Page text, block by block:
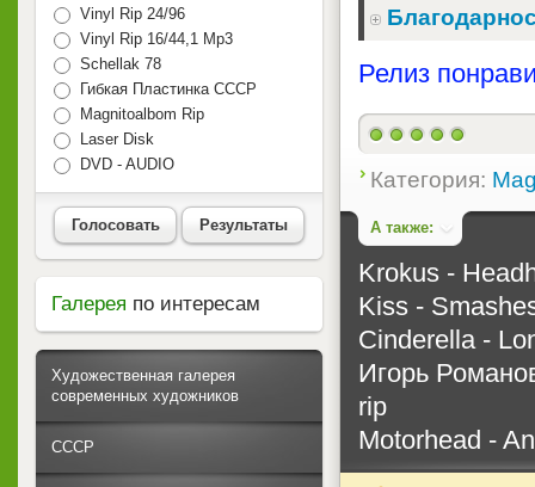
Релиз
Категория:
А также:
Krokus -
Kiss -
Cinderella -
Игорь
rip
Motorhead -
Vinyl Rip 24/96
Vinyl Rip 16/44,1 Mp3
Schellak 78
Гибкая Пластинка СССР
Magnitoalbom Rip
Laser Disk
DVD - AUDIO
Голосовать Результаты
Галерея по интересам
Художественная галерея
современных художников
СССР